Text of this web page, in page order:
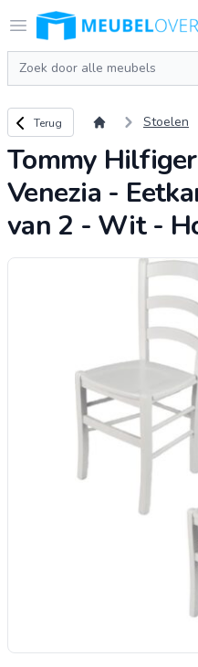
Open menu
Logo Meubeloverzicht.nl
Zoeken
Terug naar overzicht
Terug Stoelen
Tommy
Venezia -
van 2 - Wit -